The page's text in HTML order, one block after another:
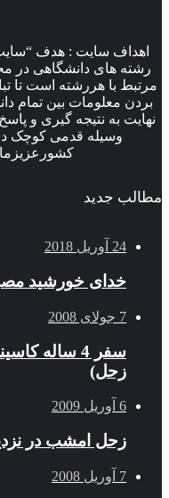
اهداف سایت : هدف
رشته های دانشگاهی در
مرتبط با هررشته است تا
بردن معلومات بین تمام
نهایت به نتیجه گیری و
وسیله قدمی کوچک
مطالب جدید
24 آوریل 2018
خدای خورشید
7 جولای 2008
سفر 4 ساله
زحل)
6 آوریل 2009
زحل امشب در
7 آوریل 2008